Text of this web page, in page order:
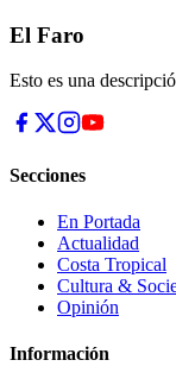
El Faro
Esto es una
Secciones
En Portada
Actualidad
Costa Tropical
Cultura &
Opinión
Información